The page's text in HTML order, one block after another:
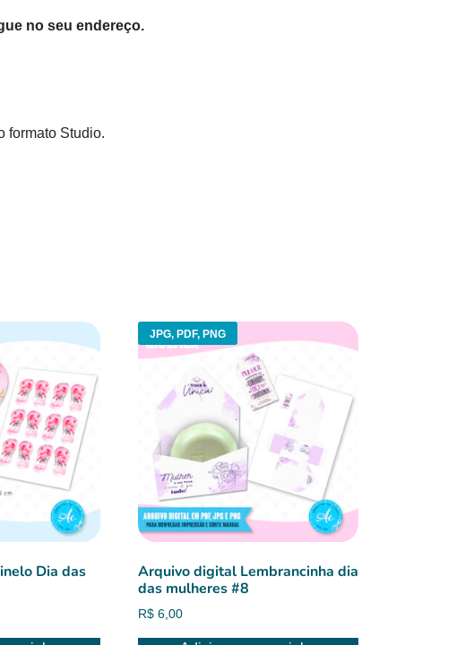
no seu endereço.
formato Studio.
Dia das
JPG, PDF, PNG
Arquivo digital Lembrancinha dia
das mulheres #8
R$ 6,00